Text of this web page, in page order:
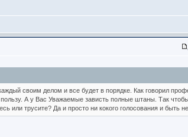
своим делом и все будет в порядке. Как говорил
А у Вас Уважаемые зависть полные штаны. Так
или трусите? Да и просто ни кокого голосования и быть